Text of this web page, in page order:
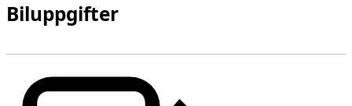
Biluppgifter